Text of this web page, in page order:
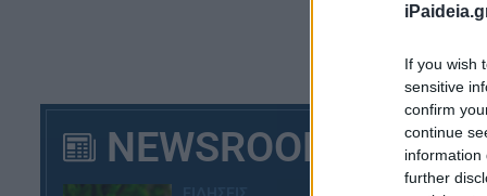
If you wish
sensitive
confirm
continue
information
further
NEWSROOM
Η